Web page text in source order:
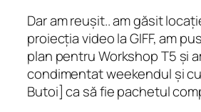
Dar am reușit.. am găsit
proiecția video la GIFF, am
plan pentru Workshop T5 și
condimentat weekendul și
Butoi] ca să fie pachetul